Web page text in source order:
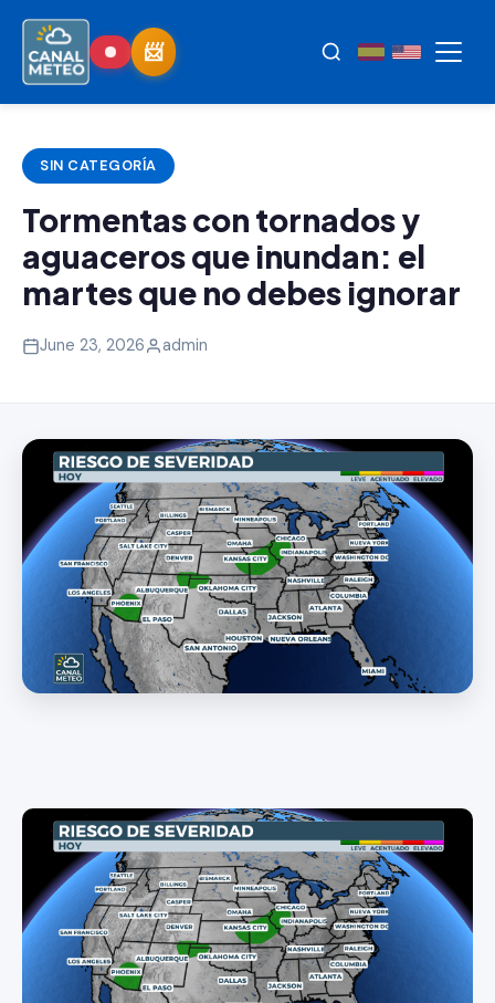
SIN CATEGORÍA
Tormentas con tornados y
aguaceros que inundan: el
martes que no debes ignorar
June 23, 2026 admin